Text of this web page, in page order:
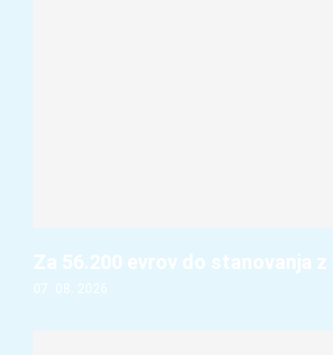
Za 56.200 evrov do stanovanja
07. 08. 2026